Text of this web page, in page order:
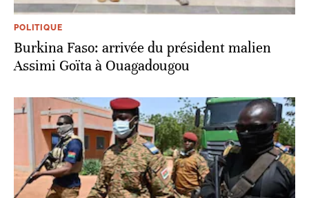
POLITIQUE
Burkina Faso: arrivée du président malien
Assimi Goïta à Ouagadougou